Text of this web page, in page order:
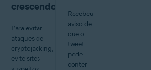
crescendo
Para evitar
ataques de
cryptojacking,
evite sites
Recebeu
aviso de
que o
tweet
pode
conter